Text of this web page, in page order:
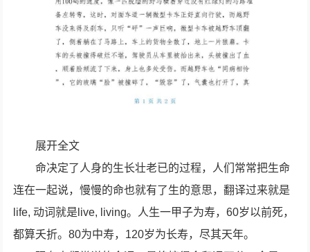
展开全文
命决定了人身的生长壮老已的过程，人们常常把生命
连在一起说，慢慢的命也就有了生的意思，翻译过来就是
life, 动词就是live, living。人生一甲子为寿，60岁以前死，
都算夭折。80为中寿，120岁为长寿，尽其天年。